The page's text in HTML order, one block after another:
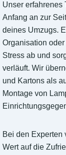
Unser erfahrenes
Anfang an zur
deines Umzugs.
Organisation
Stress ab und
verläuft. Wir
und Kartons als
Montage von
Bei den Experten
Wert auf die